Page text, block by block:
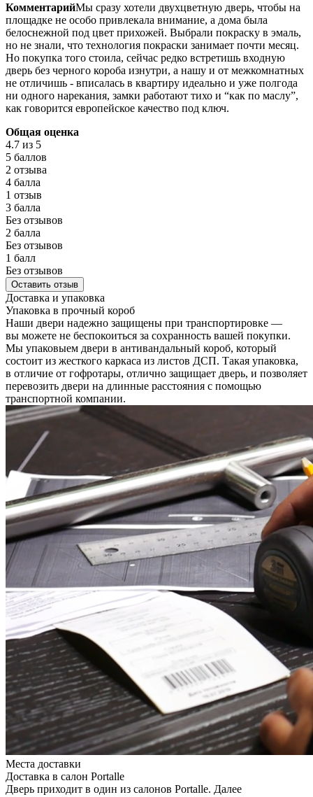
КомментарийМы сразу хотели двухцветную дверь, чтобы на
площадке не особо привлекала внимание, а дома была
белоснежной под цвет прихожей. Выбрали покраску в эмаль,
но не знали, что технология покраски занимает почти месяц.
Но покупка того стоила, сейчас редко встретишь входную
дверь без черного короба изнутри, а нашу и от межкомнатных
не отличишь - вписалась в квартиру идеально и уже полгода
ни одного нарекания, замки работают тихо и “как по маслу”,
как говорится европейское качество под ключ.
Общая оценка
4.7 из 5
5 баллов
2 отзыва
4 балла
1 отзыв
3 балла
Без отзывов
2 балла
Без отзывов
1 балл
Без отзывов
Оставить отзыв
Доставка и упаковка
Упаковка в прочный короб
Наши двери надежно защищены при транспортировке —
вы можете не беспокоиться за сохранность вашей покупки.
Мы упаковыем двери в антивандальный короб, который
состоит из жесткого каркаса из листов ДСП. Такая упаковка,
в отличие от гофротары, отлично защищает дверь, и позволяет
перевозить двери на длинные расстояния с помощью
транспортной компании.
Места доставки
Доставка в салон Portalle
Дверь приходит в один из салонов Portalle. Далее